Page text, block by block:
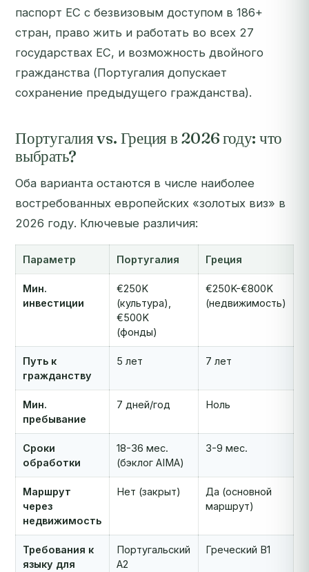
паспорт ЕС с безвизовым доступом в 186+
стран, право жить и работать во всех 27
государствах ЕС, и возможность двойного
гражданства (Португалия допускает
сохранение предыдущего гражданства).
Португалия vs. Греция в 2026 году: что
выбрать?
Оба варианта остаются в числе наиболее
востребованных европейских «золотых виз» в
2026 году. Ключевые различия:
Параметр Португалия Греция
Мин.
инвестиции
€250K
(культура),
€500K
(фонды)
€250K-€800K
(недвижимость)
Путь к
гражданству
5 лет 7 лет
Мин.
пребывание
7 дней/год Ноль
Сроки
обработки
18-36 мес.
(бэклог AIMA)
3-9 мес.
Маршрут
через
недвижимость
Нет (закрыт)
Да (основной
маршрут)
Требования к
языку для
Португальский
A2
Греческий B1